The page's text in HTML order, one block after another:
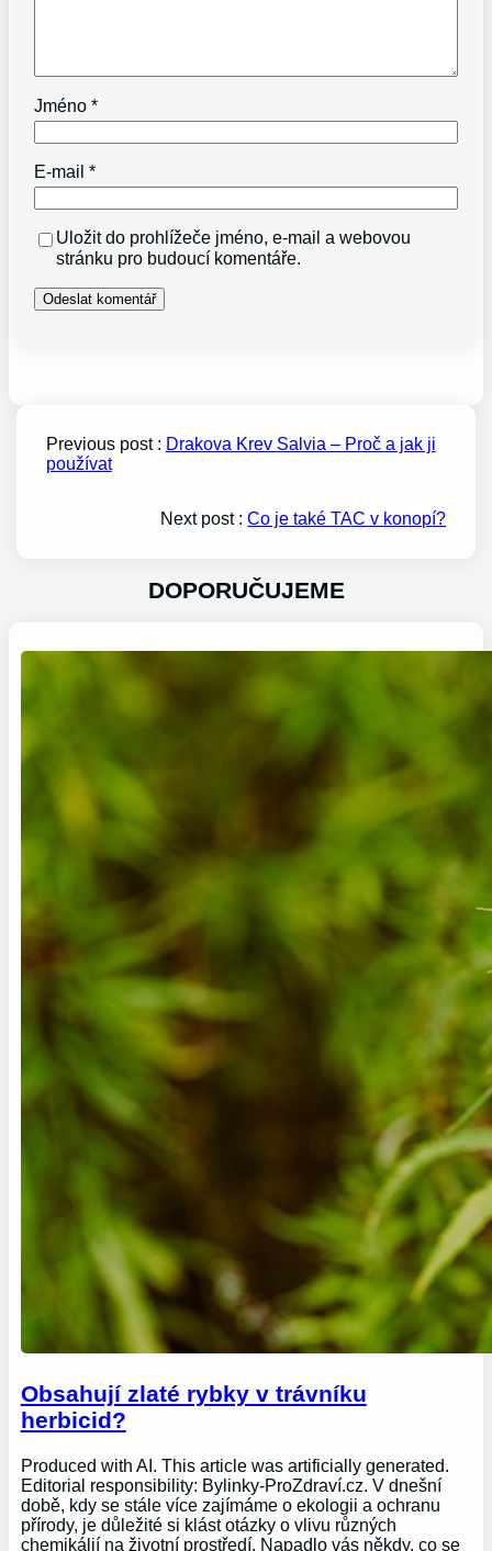
Jméno*
E-mail*
Uložit do prohlížeče jméno, e-mail a webovou
stránku pro budoucí komentáře.
Previous post : Drakova Krev Salvia – Proč a jak ji
používat
Next post :Co je také TAC v konopí?
DOPORUČUJEME
Obsahují zlaté rybky v trávníku
herbicid?
Produced with AI. This article was artificially generated.
Editorial responsibility: Bylinky-ProZdraví.cz. V dnešní
době, kdy se stále více zajímáme o ekologii a ochranu
přírody, je důležité si klást otázky o vlivu různých
chemikálií na životní prostředí. Napadlo vás někdy, co se